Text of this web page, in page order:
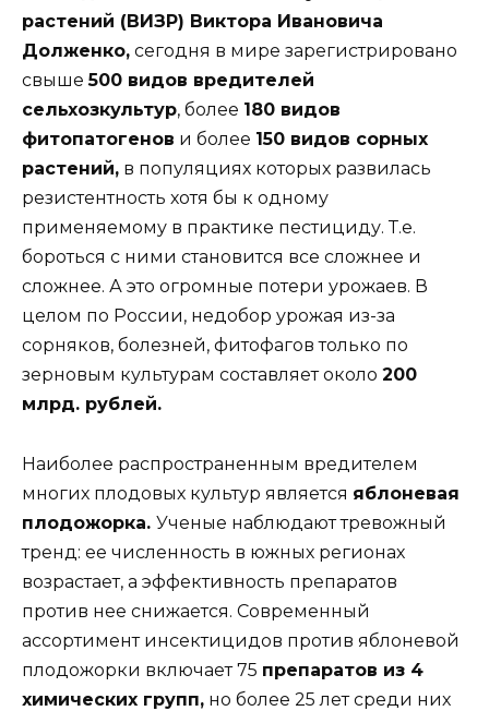
растений (ВИЗР) Виктора Ивановича
Долженко, сегодня в мире зарегистрировано
свыше500 видов вредителей
сельхозкультур, более 180 видов
фитопатогенов и более 150 видов сорных
растений, в популяциях которых развилась
резистентность хотя бы к одному
применяемому в практике пестициду. Т.е.
бороться с ними становится все сложнее и
сложнее. А это огромные потери урожаев. В
целом по России, недобор урожая из-за
сорняков, болезней, фитофагов только по
зерновым культурам составляет около 200
млрд. рублей.
Наиболее распространенным вредителем
многих плодовых культур является яблоневая
плодожорка. Ученые наблюдают тревожный
тренд: ее численность в южных регионах
возрастает, а эффективность препаратов
против нее снижается. Современный
ассортимент инсектицидов против яблоневой
плодожорки включает 75 препаратов из 4
химических групп, но более 25 лет среди них